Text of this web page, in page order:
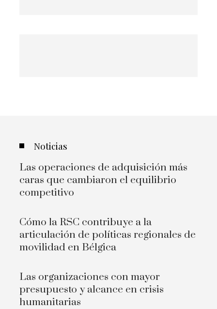
Noticias
Las operaciones de adquisición más
caras que cambiaron el equilibrio
competitivo
Cómo la RSC contribuye a la
articulación de políticas regionales de
movilidad en Bélgica
Las organizaciones con mayor
presupuesto y alcance en crisis
humanitarias